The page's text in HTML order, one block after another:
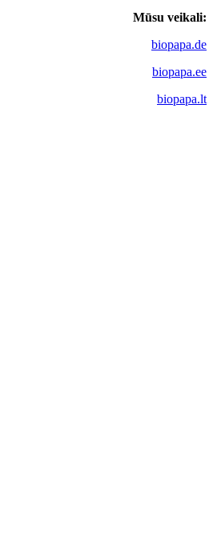
Mūsu veikali:
biopapa.de
biopapa.ee
biopapa.lt